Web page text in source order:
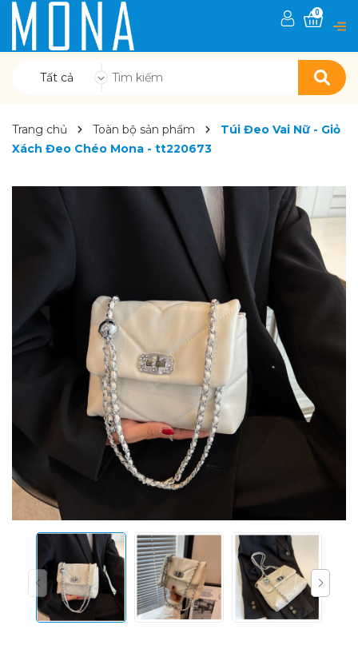
Tất cả
0
Trang chủ Toàn bộ sản phẩm
Túi Đeo Vai Nữ - Giỏ
Xách Đeo Chéo Mona - tt220673